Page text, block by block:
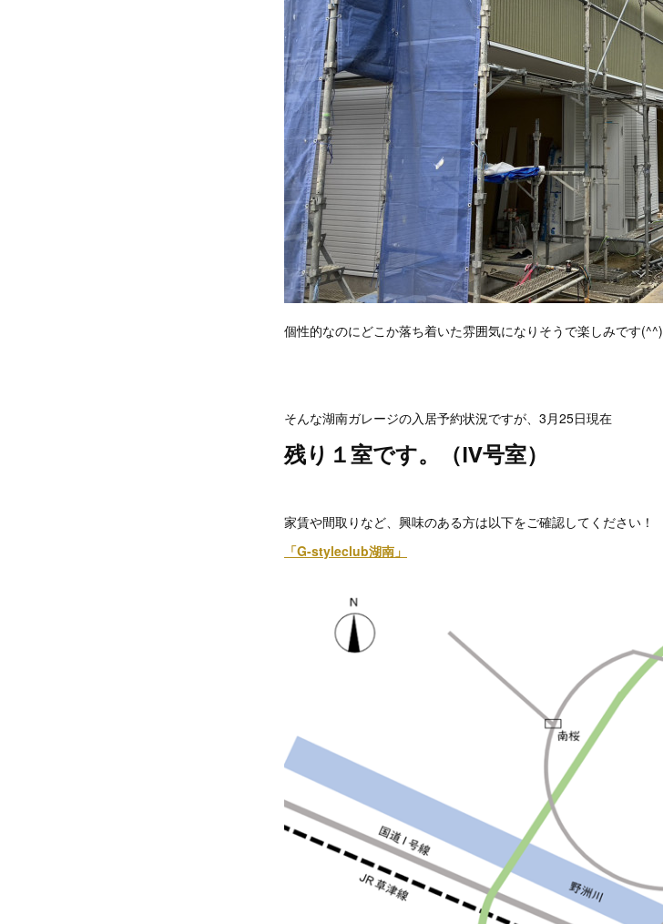
個性的なのにどこか落ち着いた雰囲気になりそうで楽しみです(^^)
そんな湖南ガレージの入居予約状況ですが、3月25日現在
残り１室です。（Ⅳ号室）
家賃や間取りなど、興味のある方は以下をご確認してください！
「G-styleclub湖南」